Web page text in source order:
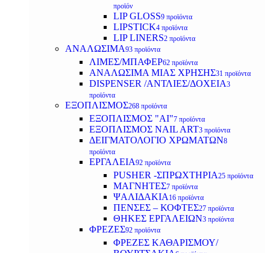
προϊόν
LIP GLOSS9 προϊόντα
LIPSTICK4 προϊόντα
LIP LINERS2 προϊόντα
ΑΝΑΛΩΣΙΜΑ93 προϊόντα
ΛΙΜΕΣ/ΜΠΑΦΕΡ62 προϊόντα
ΑΝΑΛΩΣΙΜΑ ΜΙΑΣ ΧΡΗΣΗΣ31 προϊόντα
DISPENSER /ΑΝΤΛΙΕΣ/ΔΟΧΕΙΑ3
προϊόντα
ΕΞΟΠΛΙΣΜΟΣ268 προϊόντα
ΕΞΟΠΛΙΣΜΟΣ "AI"7 προϊόντα
ΕΞΟΠΛΙΣΜΟΣ NAIL ART3 προϊόντα
ΔΕΙΓΜΑΤΟΛΟΓΙΟ ΧΡΩΜΑΤΩΝ8
προϊόντα
ΕΡΓΑΛΕΙΑ92 προϊόντα
PUSHER -ΣΠΡΩΧΤΗΡΙΑ25 προϊόντα
ΜΑΓΝΗΤΕΣ7 προϊόντα
ΨΑΛΙΔΑΚΙΑ 16 προϊόντα
ΠΕΝΣΕΣ – ΚΟΦΤΕΣ27 προϊόντα
ΘΗΚΕΣ ΕΡΓΑΛΕΙΩΝ3 προϊόντα
ΦΡΕΖΕΣ92 προϊόντα
ΦΡΕΖΕΣ ΚΑΘΑΡΙΣΜΟΥ/